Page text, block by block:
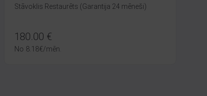
Stāvoklis Restaurēts (Garantija 24 mēneši)
180.00 €
No 8.18€/mēn.